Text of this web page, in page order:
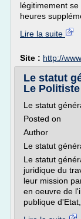
légitimement
heures
Lire la suite
Site : http://
Le statut
Le Politiste
Le statut
Posted on
Author
Le statut
Le statut
juridique du
leur mission
en oeuvre de
publique